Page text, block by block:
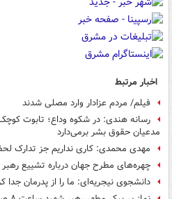
اخبار مرتبط
فیلم/ مردم عزادار وارد مصلی شدند
رسانه هندی: در شکوه وداع؛ تابوت
مدعیان حقوق بشر برمی‌دارد
مهدی محمدی: کاری نداریم جز تدارک
چهره‌های مطرح جهان درباره تشییع
دانشجوی نیجریه‌ای: ما را از پدرمان جدا